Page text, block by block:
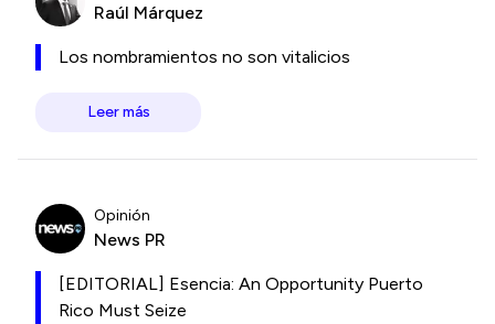
Raúl Márquez
Los nombramientos no son vitalicios
Leer más
Opinión
News PR
[EDITORIAL] Esencia: An Opportunity Puerto
Rico Must Seize